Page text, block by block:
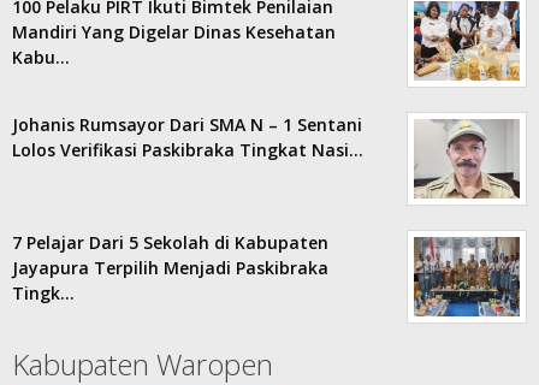
100 Pelaku PIRT Ikuti Bimtek Penilaian
Mandiri Yang Digelar Dinas Kesehatan
Kabu…
Johanis Rumsayor Dari SMA N – 1 Sentani
Lolos Verifikasi Paskibraka Tingkat Nasi…
7 Pelajar Dari 5 Sekolah di Kabupaten
Jayapura Terpilih Menjadi Paskibraka
Tingk…
Kabupaten Waropen